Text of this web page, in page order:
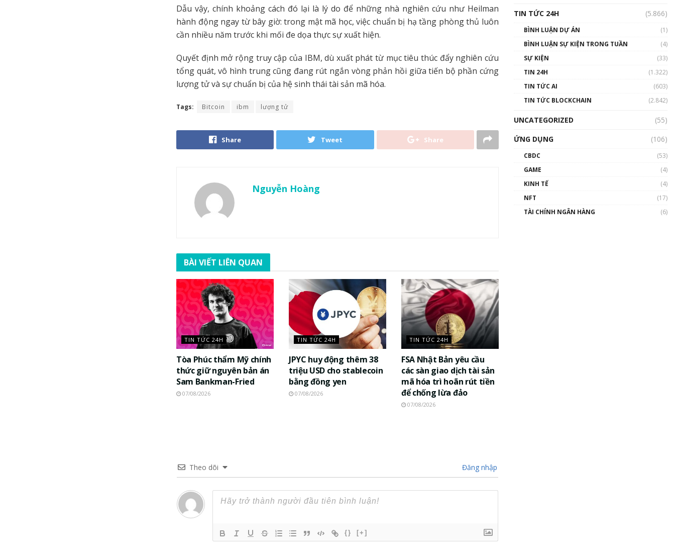
Dẫu vậy, chính khoảng cách đó lại là lý do để những nhà nghiên cứu như Heilman
hành động ngay từ bây giờ: trong mật mã học, việc chuẩn bị hạ tầng phòng thủ luôn
cần nhiều năm trước khi mối đe dọa thực sự xuất hiện.
Quyết định mở rộng truy cập của IBM, dù xuất phát từ mục tiêu thúc đẩy nghiên cứu
tổng quát, vô hình trung cũng đang rút ngắn vòng phản hồi giữa tiến bộ phần cứng
lượng tử và sự chuẩn bị của hệ sinh thái tài sản mã hóa.
Tags: Bitcoin ibm lượng tử
Share Tweet Share
Nguyễn Hoàng
BÀI VIẾT LIÊN QUAN
TIN TỨC 24H
Tòa Phúc thẩm Mỹ chính
thức giữ nguyên bản án
Sam Bankman-Fried
07/08/2026
TIN TỨC 24H
JPYC huy động thêm 38
triệu USD cho stablecoin
bằng đồng yen
07/08/2026
TIN TỨC 24H
FSA Nhật Bản yêu cầu
các sàn giao dịch tài sản
mã hóa trì hoãn rút tiền
để chống lừa đảo
07/08/2026
Theo dõi Đăng nhập
{} [+]
01:49:30
Talkshow 14: MemeCoin –
TIN TỨC 24H
(5.866)
BÌNH LUẬN DỰ ÁN
(1)
BÌNH LUẬN SỰ KIỆN TRONG TUẦN
(4)
SỰ KIỆN
(33)
TIN 24H
(1.322)
TIN TỨC AI
(603)
TIN TỨC BLOCKCHAIN
(2.842)
UNCATEGORIZED
(55)
ỨNG DỤNG
(106)
CBDC
(53)
GAME
(4)
KINH TẾ
(4)
NFT
(17)
TÀI CHÍNH NGÂN HÀNG
(6)